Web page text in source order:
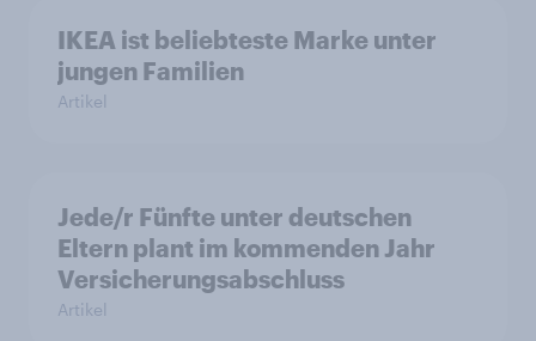
IKEA ist beliebteste Marke unter
jungen Familien
Artikel
Jede/r Fünfte unter deutschen
Eltern plant im kommenden Jahr
Versicherungsabschluss
Artikel